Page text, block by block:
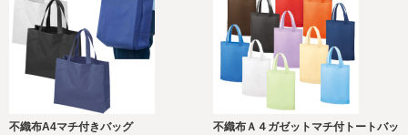
不織布A4マチ付きバッグ
不織布Ａ４ガゼットマチ付トートバッ